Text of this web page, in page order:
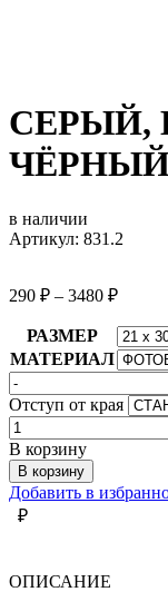
СЕРЫЙ,
в наличии
Артикул: 831.2
290 ₽ – 3480 ₽
РАЗМЕР
МАТЕРИАЛ
Отступ от края
Количество
товара
СЕРЫЙ,
БЕЛЫЙ
И
ЧЁРНЫЙ
В корзину
В корзину
Добавить в
₽
ОПИСАНИЕ